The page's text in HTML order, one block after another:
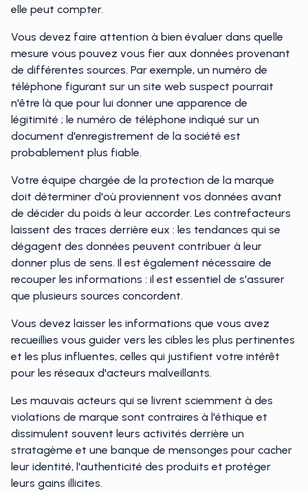
elle peut compter.
Vous devez faire attention à bien évaluer dans quelle
mesure vous pouvez vous fier aux données provenant
de différentes sources. Par exemple, un numéro de
téléphone figurant sur un site web suspect pourrait
n'être là que pour lui donner une apparence de
légitimité ; le numéro de téléphone indiqué sur un
document d'enregistrement de la société est
probablement plus fiable.
Votre équipe chargée de la protection de la marque
doit déterminer d'où proviennent vos données avant
de décider du poids à leur accorder. Les contrefacteurs
laissent des traces derrière eux : les tendances qui se
dégagent des données peuvent contribuer à leur
donner plus de sens. Il est également nécessaire de
recouper les informations : il est essentiel de s'assurer
que plusieurs sources concordent.
Vous devez laisser les informations que vous avez
recueillies vous guider vers les cibles les plus pertinentes
et les plus influentes, celles qui justifient votre intérêt
pour les réseaux d'acteurs malveillants.
Les mauvais acteurs qui se livrent sciemment à des
violations de marque sont contraires à l'éthique et
dissimulent souvent leurs activités derrière un
stratagème et une banque de mensonges pour cacher
leur identité, l'authenticité des produits et protéger
leurs gains illicites.